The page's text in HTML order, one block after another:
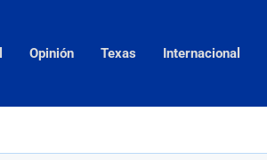
Opinión Texas Internacional